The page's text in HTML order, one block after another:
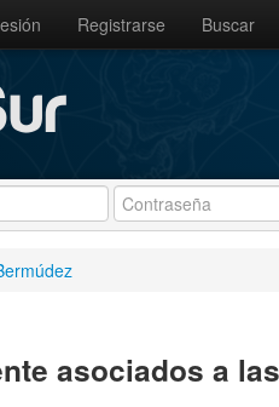
Registrarse Buscar
asociados a